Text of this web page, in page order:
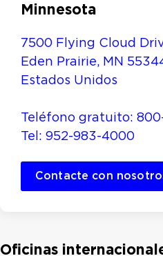
Minnesota
7500 Flying Cloud
Eden Prairie, MN
Estados Unidos
Teléfono gratuito:
Tel: 952-983-4000
Contacte con
Oficinas